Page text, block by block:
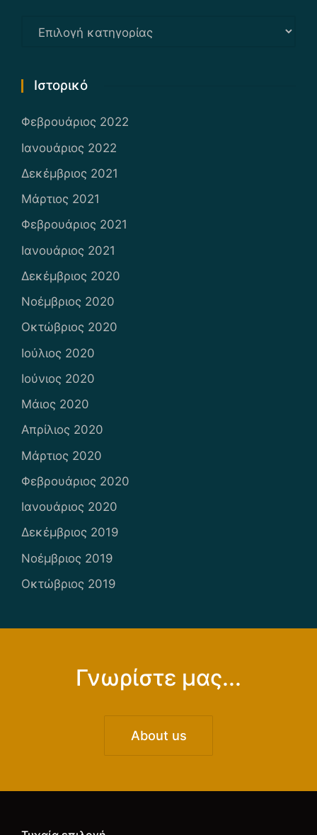
Kατηγορίες
Ιστορικό
Φεβρουάριος 2022
Ιανουάριος 2022
Δεκέμβριος 2021
Μάρτιος 2021
Φεβρουάριος 2021
Ιανουάριος 2021
Δεκέμβριος 2020
Νοέμβριος 2020
Οκτώβριος 2020
Ιούλιος 2020
Ιούνιος 2020
Μάιος 2020
Απρίλιος 2020
Μάρτιος 2020
Φεβρουάριος 2020
Ιανουάριος 2020
Δεκέμβριος 2019
Νοέμβριος 2019
Οκτώβριος 2019
Γνωρίστε μας...
About us